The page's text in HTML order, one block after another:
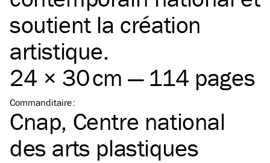
soutient la création
artistique.
24 × 30 cm — 114 pages
Commanditaire:
Cnap, Centre national
des arts plastiques